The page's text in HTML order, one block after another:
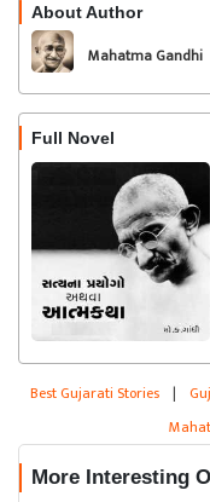
About Author
Mahatma Gandhi
Full Novel
Best Gujarati Stories |
More Interesting